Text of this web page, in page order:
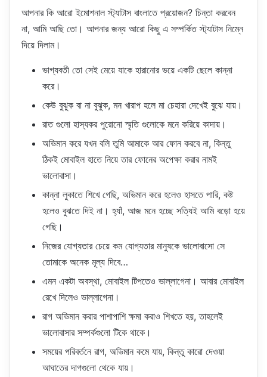
আপনার কি আরো ইমোশনাল স্ট্যাটাস বাংলাতে প্রয়োজন? চিন্তা করবেন
না, আমি আছি তো। আপনার জন্য আরো কিছু এ সম্পর্কিত স্ট্যাটাস নিম্নে
দিয়ে দিলাম।
ভাগ্যবতী তো সেই মেয়ে যাকে হারানোর ভয়ে একটি ছেলে কান্না
করে।
কেউ বুঝুক বা না বুঝুক, মন খারাপ হলে মা চেহারা দেখেই বুঝে যায়।
রাত গুলো হাস্যকর পুরোনো স্মৃতি গুলোকে মনে করিয়ে কাদায়।
অভিমান করে যখন বলি তুমি আমাকে আর ফোন করবে না, কিন্তু
ঠিকই মোবাইল হাতে নিয়ে তার ফোনের অপেক্ষা করার নামই
ভালোবাসা।
কান্না লুকাতে শিখে গেছি, অভিমান করে হলেও হাসতে পারি, কষ্ট
হলেও বুঝতে দিই না। হ্যাঁ, আজ মনে হচ্ছে সত্যিই আমি বড়ো হয়ে
গেছি।
নিজের যোগ্যতার চেয়ে কম যোগ্যতার মানুষকে ভালোবাসো সে
তোমাকে অনেক মূল্য দিবে…
এমন একটা অবস্থা, মোবাইল টিপতেও ভাল্লাগেনা। আবার মোবাইল
রেখে দিলেও ভাল্লাগেনা।
রাগ অভিমান করার পাশাপাশি ক্ষমা করাও শিখতে হয়, তাহলেই
ভালোবাসার সম্পর্কগুলো টিকে থাকে।
সময়ের পরিবর্তনে রাগ, অভিমান কমে যায়, কিন্তু কারো দেওয়া
আঘাতের দাগগুলো থেকে যায়।